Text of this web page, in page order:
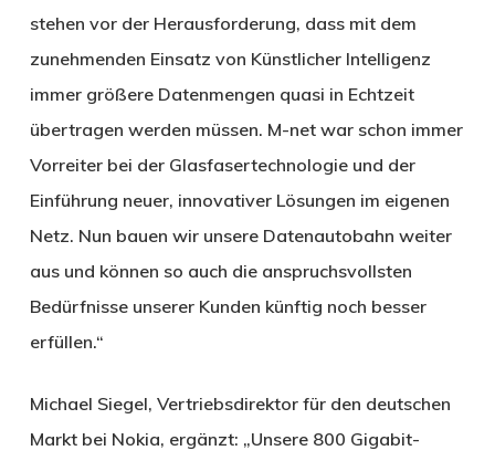
stehen vor der Herausforderung, dass mit dem
zunehmenden Einsatz von Künstlicher Intelligenz
immer größere Datenmengen quasi in Echtzeit
übertragen werden müssen. M-net war schon immer
Vorreiter bei der Glasfasertechnologie und der
Einführung neuer, innovativer Lösungen im eigenen
Netz. Nun bauen wir unsere Datenautobahn weiter
aus und können so auch die anspruchsvollsten
Bedürfnisse unserer Kunden künftig noch besser
erfüllen.“
Michael Siegel, Vertriebsdirektor für den deutschen
Markt bei Nokia, ergänzt: „Unsere 800 Gigabit-